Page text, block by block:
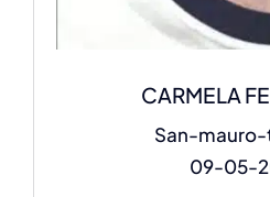
CARMELA
San-
09-05-